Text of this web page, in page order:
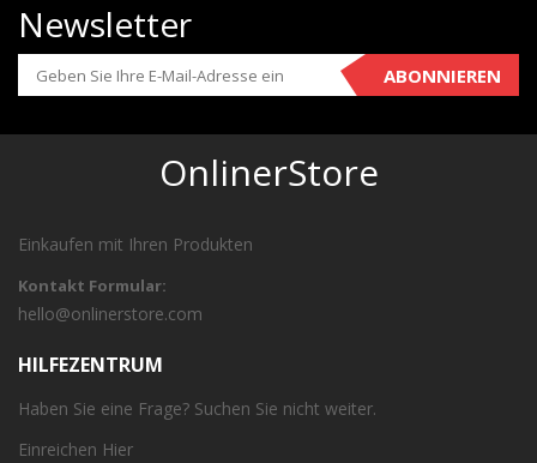
Newsletter
ABONNIEREN
OnlinerStore
Einkaufen mit Ihren Produkten
Kontakt Formular:
hello@onlinerstore.com
HILFEZENTRUM
Haben Sie eine Frage? Suchen Sie nicht weiter.
Einreichen Hier